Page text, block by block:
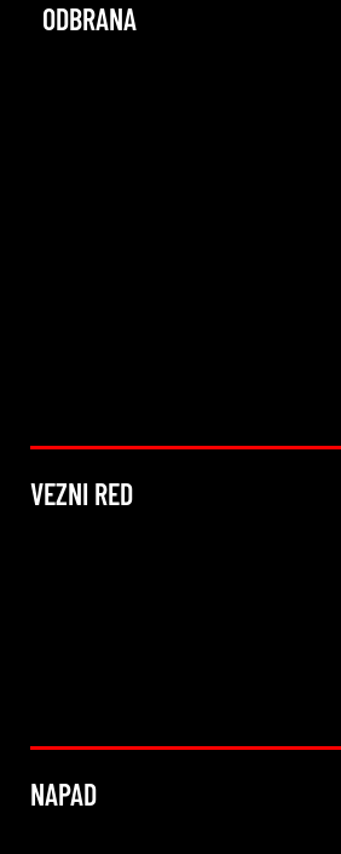
ODBRANA
VEZNI RED
NAPAD